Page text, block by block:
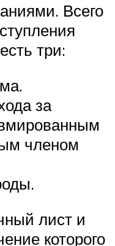
Всего
три:
за
членом
лист и
которого